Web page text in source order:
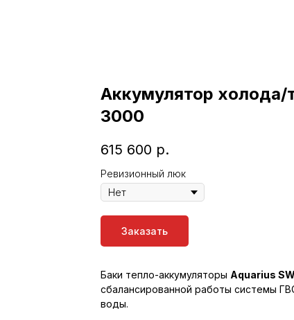
Аккумулятор холода/
3000
615 600 р.
Ревизионный люк
Заказать
Баки тепло-аккумуляторы Aquarius
сбалансированной работы системы
воды.